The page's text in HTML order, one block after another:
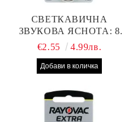
СВЕТКАВИЧНА
ЗВУКОВА ЯСНОТА: 8
БРОЯ RAYOVAC EXTRA
СЛУХОВ АПАРАТ С
€2.55 4.99лв.